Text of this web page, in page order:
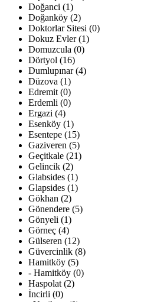
Doğanci (1)
Doğanköy (2)
Doktorlar Sitesi (0)
Dokuz Evler (1)
Domuzcula (0)
Dörtyol (16)
Dumlupınar (4)
Düzova (1)
Edremit (0)
Erdemli (0)
Ergazi (4)
Esenköy (1)
Esentepe (15)
Gaziveren (5)
Geçitkale (21)
Gelincik (2)
Glabsides (1)
Glapsides (1)
Gökhan (2)
Gönendere (5)
Gönyeli (1)
Görneç (4)
Gülseren (12)
Güvercinlik (8)
Hamitköy (5)
- Hamitköy (0)
Haspolat (2)
İncirli (0)